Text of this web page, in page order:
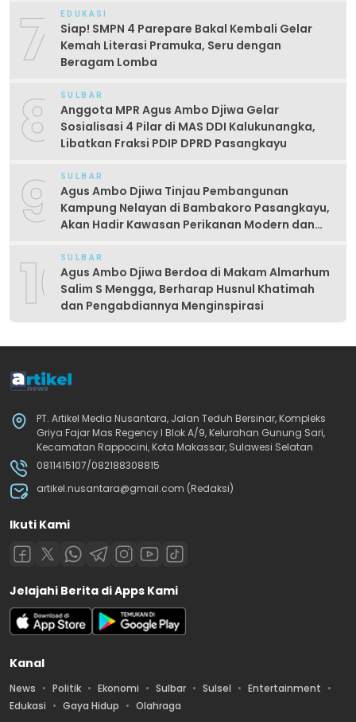
7 EDUKASI
Siap! SMPN 4 Parepare Bakal Kembali Gelar
Kemah Literasi Pramuka, Seru dengan
Beragam Lomba
8 SULBAR
Anggota MPR Agus Ambo Djiwa Gelar
Sosialisasi 4 Pilar di MAS DDI Kalukunangka,
Libatkan Fraksi PDIP DPRD Pasangkayu
9 SULBAR
Agus Ambo Djiwa Tinjau Pembangunan
Kampung Nelayan di Bambakoro Pasangkayu,
Akan Hadir Kawasan Perikanan Modern dan
10SULBAR
Agus Ambo Djiwa Berdoa di Makam Almarhum
Salim S Mengga, Berharap Husnul Khatimah
dan Pengabdiannya Menginspirasi
PT. Artikel Media Nusantara, Jalan Teduh Bersinar, Kompleks
Griya Fajar Mas Regency I Blok A/9, Kelurahan Gunung Sari,
Kecamatan Rappocini, Kota Makassar, Sulawesi Selatan
0811415107/082188308815
artikel.nusantara@gmail.com (Redaksi)
Ikuti Kami
Jelajahi Berita di Apps Kami
Kanal
News Politik Ekonomi Sulbar Sulsel
Entertainment
Edukasi
Gaya Hidup Olahraga